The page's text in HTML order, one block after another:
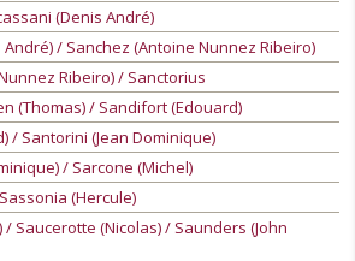
(Denis André)
/ Sanchez (Antoine Nunnez Ribeiro)
Ribeiro) / Sanctorius
(Thomas) / Sandifort (Edouard)
/ Santorini (Jean Dominique)
/ Sarcone (Michel)
(Hercule)
/ Saucerotte (Nicolas) / Saunders (John